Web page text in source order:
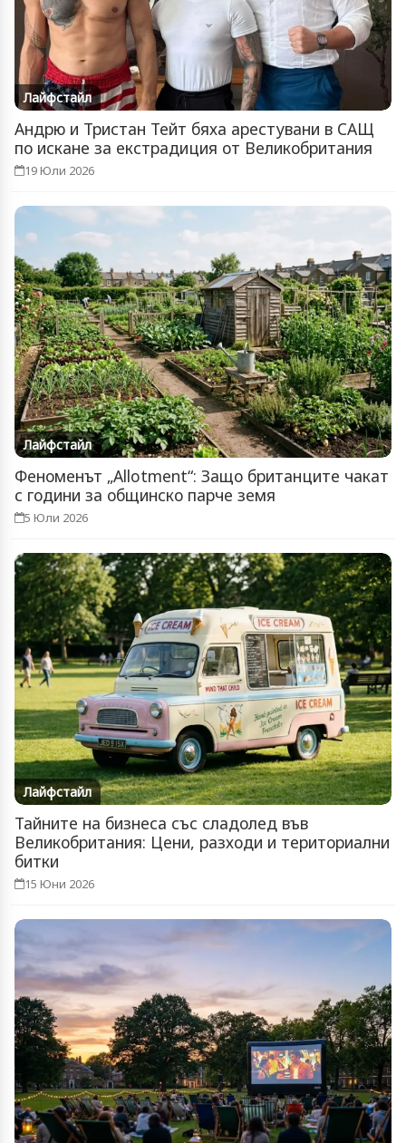
Лайфстайл
Андрю и Тристан Тейт бяха арестувани в САЩ
по искане за екстрадиция от Великобритания
19 Юли 2026
Лайфстайл
Феноменът „Allotment“: Защо британците чакат
с години за общинско парче земя
5 Юли 2026
Лайфстайл
Тайните на бизнеса със сладолед във
Великобритания: Цени, разходи и териториални
битки
15 Юни 2026